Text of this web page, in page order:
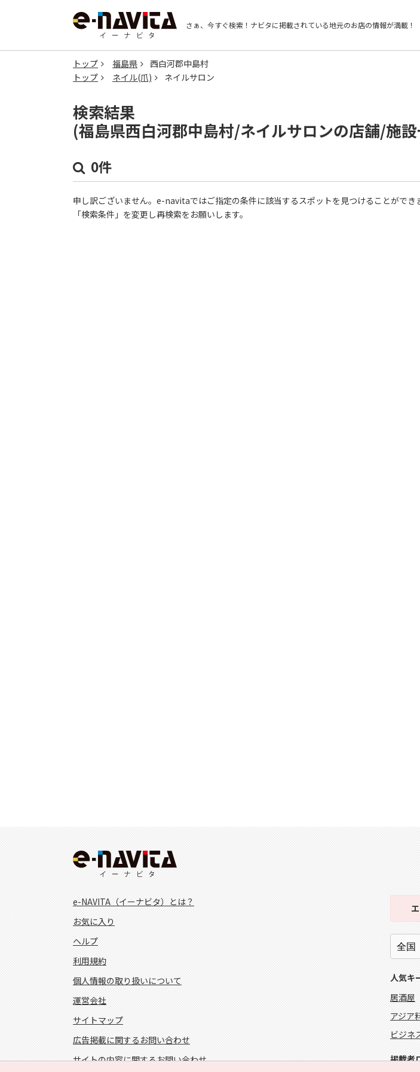
さぁ、今すぐ検索！ ナビタに掲載されている地元のお店の情報が満載！
トップ 福島県
西白河郡中島村
トップ
ネイル(爪) ネイルサロン
検索結果
(福島県西白河郡中島村/ネイルサロンの店舗/施設
0件
申し訳ございません。e-navitaではご指定の条件に該当するスポットを見つけることができ
「検索条件」を変更し再検索をお願いします。
e-NAVITA（イーナビタ）とは？
お気に入り
ヘルプ
利用規約
個人情報の取り扱いについて
運営会社
サイトマップ
広告掲載に関するお問い合わせ
サイトの内容に関するお問い合わせ
人気キ
居酒屋
アジア
ビジネ
掲載者